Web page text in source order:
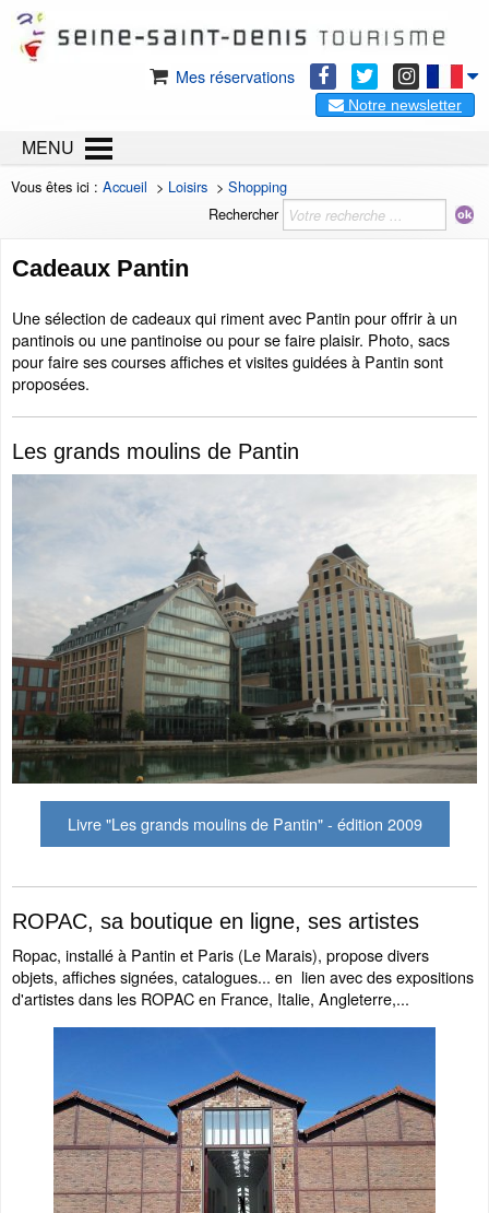
Mes réservations
Notre newsletter
MENU
Vous êtes ici : Accueil > Loisirs > Shopping
Rechercher
Cadeaux Pantin
Une sélection de cadeaux qui riment avec Pantin pour offrir à un
pantinois ou une pantinoise ou pour se faire plaisir. Photo, sacs
pour faire ses courses affiches et visites guidées à Pantin sont
proposées.
Les grands moulins de Pantin
Livre "Les grands moulins de Pantin" - édition 2009
ROPAC, sa boutique en ligne, ses artistes
Ropac, installé à Pantin et Paris (Le Marais), propose divers
objets, affiches signées, catalogues... en lien avec des expositions
d'artistes dans les ROPAC en France, Italie, Angleterre,...